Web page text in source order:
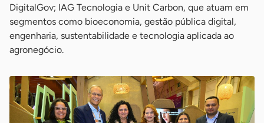
DigitalGov; IAG Tecnologia e Unit Carbon, que atuam em
segmentos como bioeconomia, gestão pública digital,
engenharia, sustentabilidade e tecnologia aplicada ao
agronegócio.